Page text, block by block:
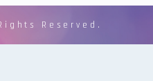
Reserved.